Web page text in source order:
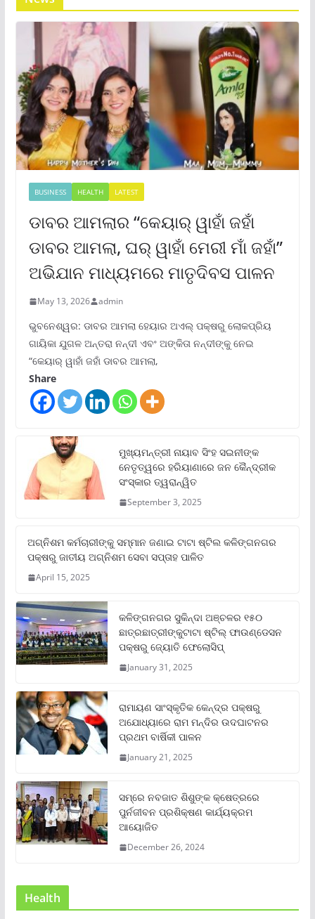
BUSINESS HEALTH LATEST
ଡାବର ଆମଲାର “କେୟାର୍ ୱାହାଁ ଜହାଁ
ଡାବର ଆମଲା, ଘର୍ ୱାହାଁ ମେରୀ ମାଁ ଜହାଁ”
ଅଭିଯାନ ମାଧ୍ୟମରେ ମାତୃଦିବସ ପାଳନ
May 13, 2026 admin
ଭୁବନେଶ୍ୱର: ଡାବର ଆମଲା ହେୟାର ଅଏଲ୍ ପକ୍ଷରୁ ଲୋକପ୍ରିୟ
ଗାୟିକା ଯୁଗଳ ଅନ୍ତରା ନନ୍ଦୀ ଏବଂ ଅଙ୍କିତା ନନ୍ଦୀଙ୍କୁ ନେଇ
“କେୟାର୍ ୱାହାଁ ଜହାଁ ଡାବର ଆମଲା,
Share
ମୁଖ୍ୟମନ୍ତ୍ରୀ ନାୟାବ ସିଂହ ସଇନୀଙ୍କ
ନେତୃତ୍ୱରେ ହରିୟାଣାରେ ଜନ କୈନ୍ଦ୍ରୀକ
ସଂସ୍କାର ତ୍ୱରାନ୍ୱିତ
September 3, 2025
ଅଗ୍ନିଶମ କର୍ମଚାରୀଙ୍କୁ ସମ୍ମାନ ଜଣାଇ ଟାଟା ଷ୍ଟିଲ କଳିଙ୍ଗନଗର
ପକ୍ଷରୁ ଜାତୀୟ ଅଗ୍ନିଶମ ସେବା ସପ୍ତାହ ପାଳିତ
April 15, 2025
କଳିଙ୍ଗନଗର ସୁକିନ୍ଦା ଅଞ୍ଚଳର ୧୫୦
ଛାତ୍ରଛାତ୍ରୀଙ୍କୁଟାଟା ଷ୍ଟିଲ୍ ଫାଉଣ୍ଡେସନ
ପକ୍ଷରୁ ଜ୍ୟୋତି ଫେଲୋସିପ୍‌
January 31, 2025
ରାମାୟଣ ସାଂସ୍କୃତିକ କେନ୍ଦ୍ର ପକ୍ଷରୁ
ଅଯୋଧ୍ୟାରେ ରାମ ମନ୍ଦିର ଉଦଘାଟନର
ପ୍ରଥମ ବାର୍ଷିକୀ ପାଳନ
January 21, 2025
ସମ୍‌ରେ ନବଜାତ ଶିଶୁଙ୍କ କ୍ଷେତ୍ରରେ
ପୁର୍ନଜୀବନ ପ୍ରଶିକ୍ଷଣ କାର୍ଯ୍ୟକ୍ରମ
ଆୟୋଜିତ
December 26, 2024
Health